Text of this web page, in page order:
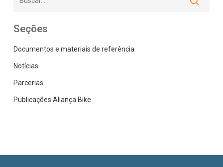
Seções
Documentos e materiais de referência
Notícias
Parcerias
Publicações Aliança Bike